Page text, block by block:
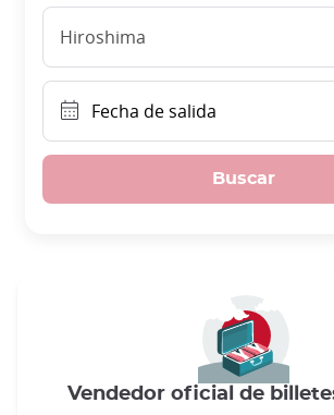
Hiroshima
Fecha de salida
Buscar
Vendedor oficial de